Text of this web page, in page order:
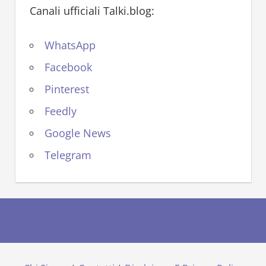
Canali ufficiali Talki.blog:
WhatsApp
Facebook
Pinterest
Feedly
Google News
Telegram